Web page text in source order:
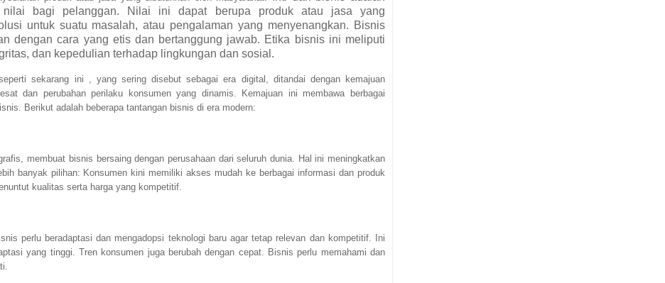
nilai bagi pelanggan. Nilai ini dapat berupa produk atau jasa yang
untuk suatu masalah, atau pengalaman yang menyenangkan. Bisnis
dengan cara yang etis dan bertanggung jawab. Etika bisnis ini meliputi
dan kepedulian terhadap lingkungan dan sosial.
sekarang ini , yang sering disebut sebagai era digital, ditandai dengan kemajuan
dan perubahan perilaku konsumen yang dinamis. Kemajuan ini membawa berbagai
Berikut adalah beberapa tantangan bisnis di era modern:
membuat bisnis bersaing dengan perusahaan dari seluruh dunia. Hal ini meningkatkan
banyak pilihan: Konsumen kini memiliki akses mudah ke berbagai informasi dan produk
kualitas serta harga yang kompetitif.
perlu beradaptasi dan mengadopsi teknologi baru agar tetap relevan dan kompetitif. Ini
yang tinggi. Tren konsumen juga berubah dengan cepat. Bisnis perlu memahami dan